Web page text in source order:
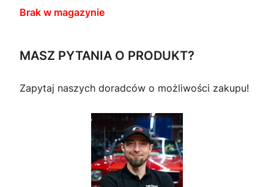
Brak w magazynie
MASZ PYTANIA O PRODUKT?
Zapytaj naszych doradców o możliwości zakupu!